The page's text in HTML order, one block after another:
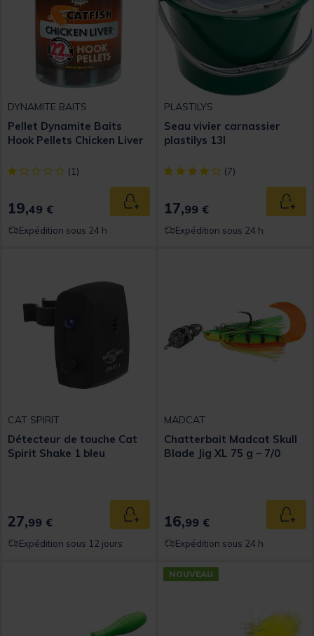
DYNAMITE BAITS
Pellet Dynamite Baits
Hook Pellets Chicken Liver
[object Object] out of 5 Customer Rating
(1)
19,49 € Ajouter au panier
Expédition sous 24 h
PLASTILYS
Seau vivier carnassier
plastilys 13l
[object Object] out of 5
(7)
17,99 €
Expédition sous 24 h
CAT SPIRIT
Détecteur de touche Cat
Spirit Shake 1 bleu
27,99 € Ajouter au panier
Expédition sous 12 jours
MADCAT
Chatterbait Madcat Skull
Blade Jig XL 75 g – 7/0
16,99 €
Expédition sous 24 h
NOUVEAU